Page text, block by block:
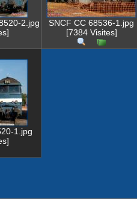
2.jpg
SNCF CC 68536-1.jpg
[7384 Visites]
1.jpg